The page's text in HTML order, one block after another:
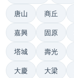
唐山 商丘
嘉興 固原
塔城 壽光
大慶 大梁